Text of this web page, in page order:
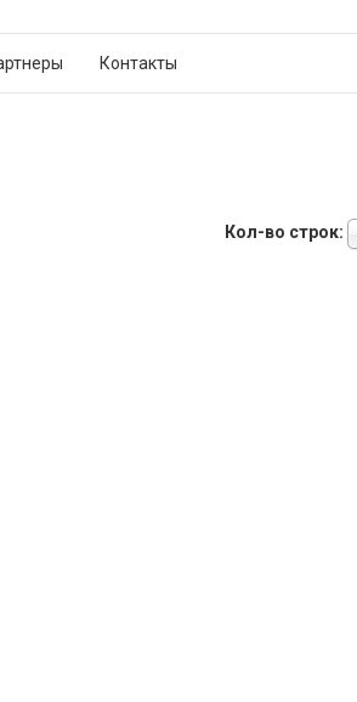
Контакты
Кол-во строк: